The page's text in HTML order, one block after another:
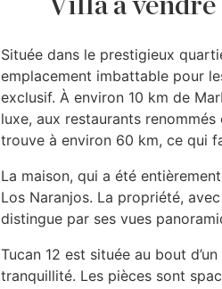
Située dans le prestigieux
emplacement imbattable pour
exclusif. À environ 10 km de
luxe, aux restaurants
trouve à environ 60 km, ce qui
La maison, qui a été
Los Naranjos. La propriété,
distingue par ses vues
Tucan 12 est située au bout
tranquillité. Les pièces sont